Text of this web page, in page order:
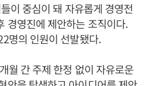
이 중심이 돼 자유롭게 경영전
경영진에 제안하는 조직이다.
명의 인원이 선발됐다.
월 간 주제 한정 없이 자유로운